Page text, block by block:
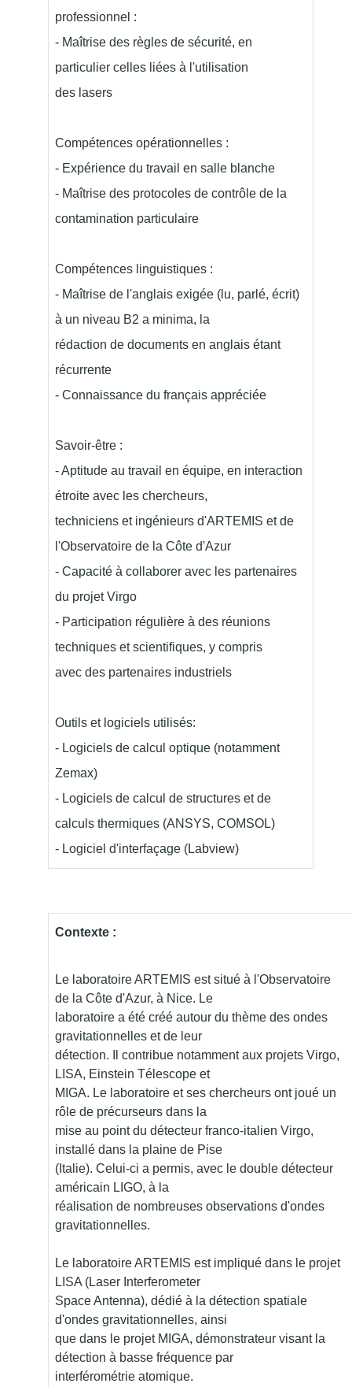
professionnel :
- Maîtrise des règles de sécurité, en
particulier celles liées à l'utilisation
des lasers
Compétences opérationnelles :
- Expérience du travail en salle blanche
- Maîtrise des protocoles de contrôle de la
contamination particulaire
Compétences linguistiques :
- Maîtrise de l'anglais exigée (lu, parlé, écrit)
à un niveau B2 a minima, la
rédaction de documents en anglais étant
récurrente
- Connaissance du français appréciée
Savoir-être :
- Aptitude au travail en équipe, en interaction
étroite avec les chercheurs,
techniciens et ingénieurs d'ARTEMIS et de
l'Observatoire de la Côte d'Azur
- Capacité à collaborer avec les partenaires
du projet Virgo
- Participation régulière à des réunions
techniques et scientifiques, y compris
avec des partenaires industriels
Outils et logiciels utilisés:
- Logiciels de calcul optique (notamment
Zemax)
- Logiciels de calcul de structures et de
calculs thermiques (ANSYS, COMSOL)
- Logiciel d'interfaçage (Labview)
Contexte :
Le laboratoire ARTEMIS est situé à l'Observatoire
de la Côte d'Azur, à Nice. Le
laboratoire a été créé autour du thème des ondes
gravitationnelles et de leur
détection. Il contribue notamment aux projets Virgo,
LISA, Einstein Télescope et
MIGA. Le laboratoire et ses chercheurs ont joué un
rôle de précurseurs dans la
mise au point du détecteur franco-italien Virgo,
installé dans la plaine de Pise
(Italie). Celui-ci a permis, avec le double détecteur
américain LIGO, à la
réalisation de nombreuses observations d'ondes
gravitationnelles.
Le laboratoire ARTEMIS est impliqué dans le projet
LISA (Laser Interferometer
Space Antenna), dédié à la détection spatiale
d'ondes gravitationnelles, ainsi
que dans le projet MIGA, démonstrateur visant la
détection à basse fréquence par
interférométrie atomique.